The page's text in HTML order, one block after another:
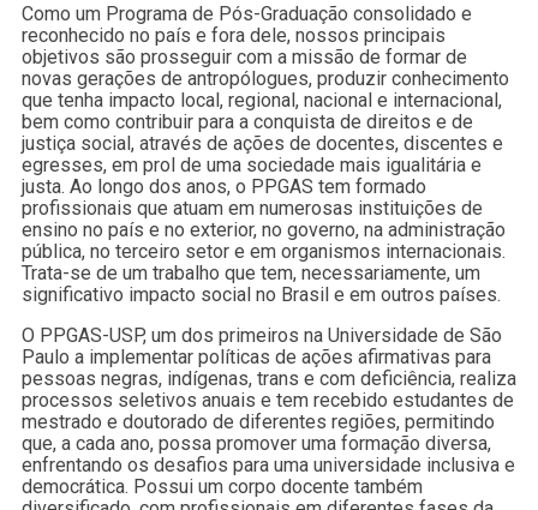
Como um Programa de Pós-Graduação consolidado e
reconhecido no país e fora dele, nossos principais
objetivos são prosseguir com a missão de formar de
novas gerações de antropólogues, produzir conhecimento
que tenha impacto local, regional, nacional e internacional,
bem como contribuir para a conquista de direitos e de
justiça social, através de ações de docentes, discentes e
egresses, em prol de uma sociedade mais igualitária e
justa. Ao longo dos anos, o PPGAS tem formado
profissionais que atuam em numerosas instituições de
ensino no país e no exterior, no governo, na administração
pública, no terceiro setor e em organismos internacionais.
Trata-se de um trabalho que tem, necessariamente, um
significativo impacto social no Brasil e em outros países.
O PPGAS-USP, um dos primeiros na Universidade de São
Paulo a implementar políticas de ações afirmativas para
pessoas negras, indígenas, trans e com deficiência, realiza
processos seletivos anuais e tem recebido estudantes de
mestrado e doutorado de diferentes regiões, permitindo
que, a cada ano, possa promover uma formação diversa,
enfrentando os desafios para uma universidade inclusiva e
democrática. Possui um corpo docente também